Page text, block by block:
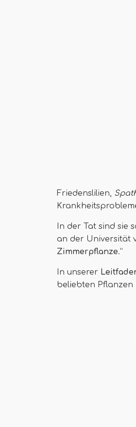
Friedenslilien,
In der Tat sind sie
an der Universität
Zimmerpflanze.”
In unserer
beliebten